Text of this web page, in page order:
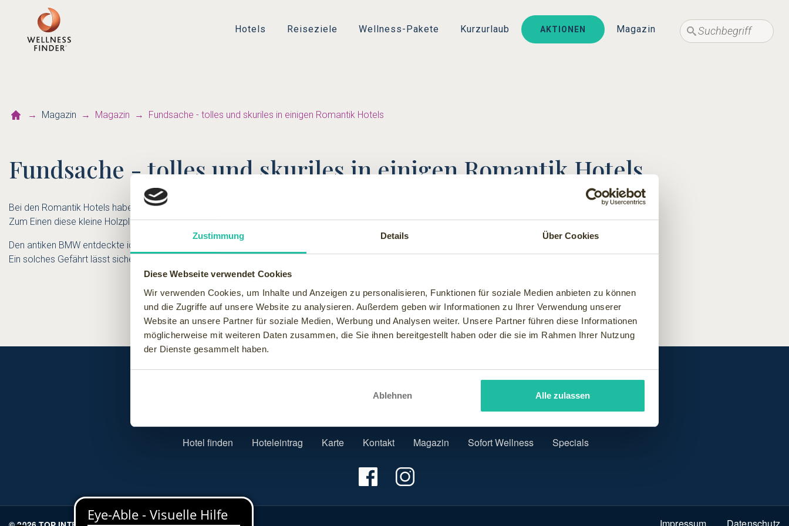
Zustimmung Details Über Cookies
Diese Webseite verwendet Cookies
Wir verwenden Cookies, um Inhalte und Anzeigen zu personalisieren, Funktionen für soziale Medien anbieten zu können
und die Zugriffe auf unsere Website zu analysieren. Außerdem geben wir Informationen zu Ihrer Verwendung unserer
Website an unsere Partner für soziale Medien, Werbung und Analysen weiter. Unsere Partner führen diese Informationen
möglicherweise mit weiteren Daten zusammen, die Sie ihnen bereitgestellt haben oder die sie im Rahmen Ihrer Nutzung
der Dienste gesammelt haben.
Ablehnen Alle zulassen
Hotels Reiseziele Wellness-Pakete Kurzurlaub AKTIONEN Magazin
Suche
Suche
Magazin Magazin Fundsache - tolles und skuriles in einigen Romantik Hotels
Fundsache - tolles und skuriles in einigen Romantik Hotels
Bei den Romantik Hotels habe ich Einiges für die neue Kategorie "Fundsache" entdeckt.
Zum Einen diese kleine Holzplastik in der Sauna - TOP! Zum Anderen den Stier, der das Romantik-Logo "auf die Hörner genommen hat"- gewöhnungsbedürftig.
Den antiken BMW entdeckte ich bei einem österreichischen Romantik Hotels - TOP.
Ein solches Gefährt lässt sicher viele Männerherzen höher schlagen.
Hotel finden Hoteleintrag Karte Kontakt Magazin Sofort Wellness Specials